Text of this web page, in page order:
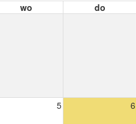
wo do
5 6